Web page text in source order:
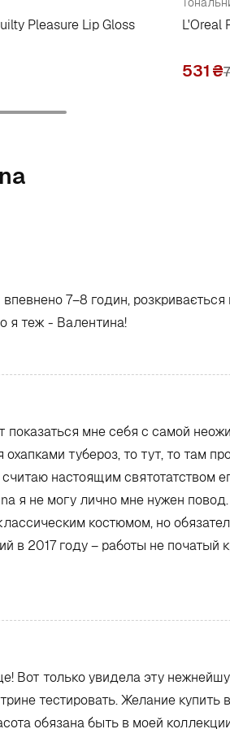
Pleasure Lip Gloss L'Oreal
531₴
7–8 годин,
я теж - Валентина!
показаться мне себя с самой
тубероз, то тут, то там
настоящим святотатством
я не могу лично мне нужен
костюмом, но
2017 году – работы не початый
Вот только увидела эту
тестировать. Желание
обязана быть в моей